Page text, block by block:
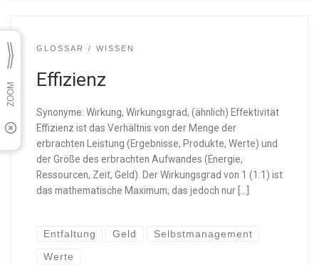
GLOSSAR WISSEN
Effizienz
Synonyme: Wirkung, Wirkungsgrad, (ähnlich) Effektivität
Effizienz ist das Verhältnis von der Menge der
erbrachten Leistung (Ergebnisse, Produkte, Werte) und
der Größe des erbrachten Aufwandes (Energie,
Ressourcen, Zeit, Geld). Der Wirkungsgrad von 1 (1:1) ist
das mathematische Maximum, das jedoch nur […]
Entfaltung Geld Selbstmanagement
Werte